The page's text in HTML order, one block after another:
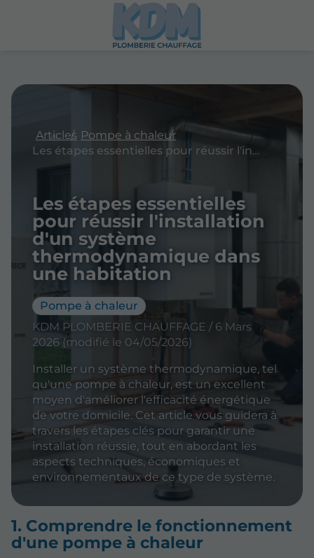
Articles Pompe à chaleur
Les étapes essentielles pour réussir l'installation d'un système thermodynamique dans une habitation
Les étapes essentielles
pour réussir l'installation
d'un système
thermodynamique dans
une habitation
Pompe à chaleur
KDM PLOMBERIE CHAUFFAGE / 6 Mars
2026 (modifié le 04/05/2026)
Installer un système thermodynamique, tel
qu'une pompe à chaleur, est un excellent
moyen d'améliorer l'efficacité énergétique
de votre domicile. Cet article vous guidera à
travers les étapes clés pour garantir une
installation réussie, tout en abordant les
aspects techniques, économiques et
environnementaux de ce type de système.
1. Comprendre le fonctionnement
d'une pompe à chaleur